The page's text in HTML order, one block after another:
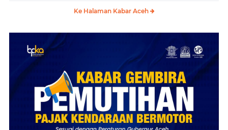
Ke Halaman Kabar Aceh